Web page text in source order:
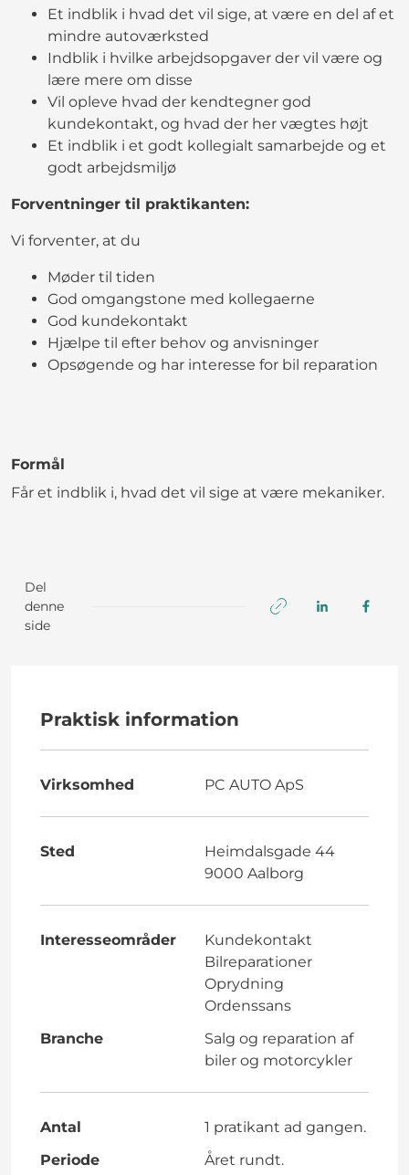
Et indblik i hvad det vil sige, at være en del af et
mindre autoværksted
Indblik i hvilke arbejdsopgaver der vil være og
lære mere om disse
Vil opleve hvad der kendtegner god
kundekontakt, og hvad der her vægtes højt
Et indblik i et godt kollegialt samarbejde og et
godt arbejdsmiljø
Forventninger til praktikanten:
Vi forventer, at du
Møder til tiden
God omgangstone med kollegaerne
God kundekontakt
Hjælpe til efter behov og anvisninger
Opsøgende og har interesse for bil reparation
Formål
Får et indblik i, hvad det vil sige at være mekaniker.
Del
denne
side
Praktisk information
Virksomhed PC AUTO ApS
Sted
Heimdalsgade 44
9000 Aalborg
Interesseområder
Kundekontakt
Bilreparationer
Oprydning
Ordenssans
Branche
Salg og reparation af
biler og motorcykler
Antal
1 pratikant ad gangen.
Periode
Året rundt.